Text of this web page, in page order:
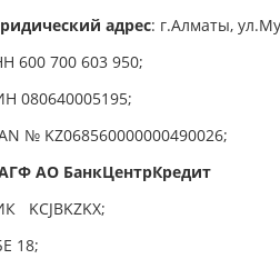
адрес: г.Алматы,
600 700 603 950;
080640005195;
№ KZ068560000000490026;
АО БанкЦентрКредит
KCJBKZKX;
18;